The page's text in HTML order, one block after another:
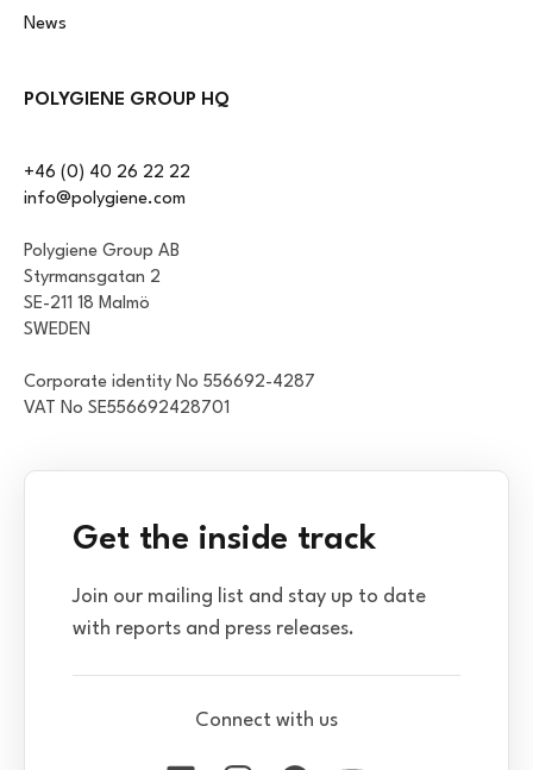
News
POLYGIENE GROUP HQ
+46 (0) 40 26 22 22
info@polygiene.com
Polygiene Group AB
Styrmansgatan 2
SE-211 18 Malmö
SWEDEN
Corporate identity No 556692-4287
VAT No SE556692428701
Get the inside track
Join our mailing list and stay up to date
with reports and press releases.
Connect with us